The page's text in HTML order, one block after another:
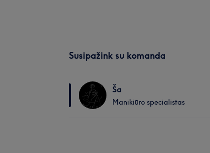
Susipažink su komanda
Ša
Manikiūro specialistas